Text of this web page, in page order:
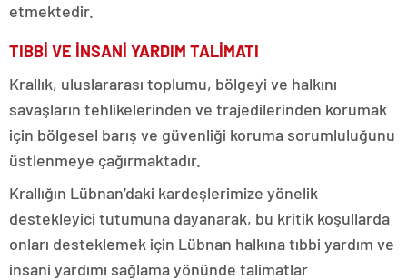
etmektedir.
TIBBİ VE İNSANİ YARDIM TALİMATI
Krallık, uluslararası toplumu, bölgeyi ve halkını
savaşların tehlikelerinden ve trajedilerinden korumak
için bölgesel barış ve güvenliği koruma sorumluluğunu
üstlenmeye çağırmaktadır.
Krallığın Lübnan’daki kardeşlerimize yönelik
destekleyici tutumuna dayanarak, bu kritik koşullarda
onları desteklemek için Lübnan halkına tıbbi yardım ve
insani yardımı sağlama yönünde talimatlar